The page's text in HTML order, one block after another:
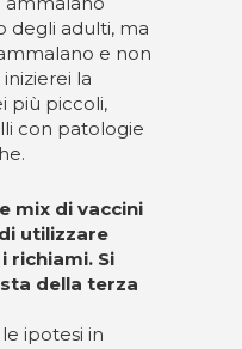
degli adulti, ma
e non
la
più piccoli,
con patologie
mix di vaccini
utilizzare
richiami. Si
della terza
ipotesi in